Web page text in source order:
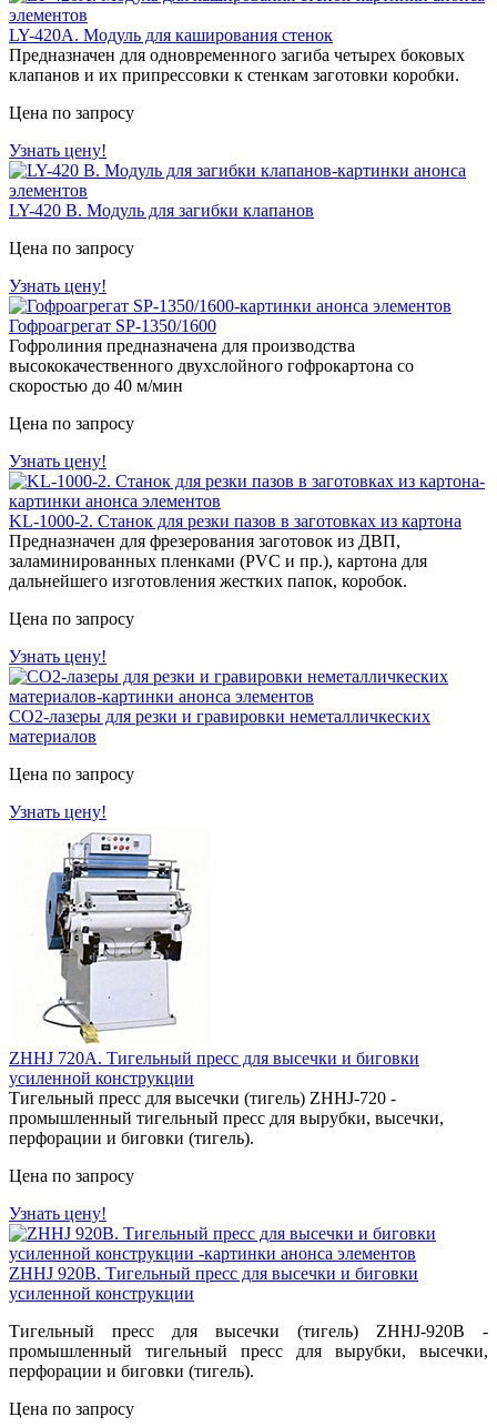
LY-420А. Модуль для каширования стенок
Предназначен для одновременного загиба четырех боковых
клапанов и их припрессовки к стенкам заготовки коробки.
Цена по запросу
Узнать цену!
LY-420 B. Модуль для загибки клапанов
Цена по запросу
Узнать цену!
Гофроагрегат SP-1350/1600
Гофролиния предназначена для производства
высококачественного двухслойного гофрокартона со
скоростью до 40 м/мин
Цена по запросу
Узнать цену!
KL-1000-2. Станок для резки пазов в заготовках из картона
Предназначен для фрезерования заготовок из ДВП,
заламинированных пленками (PVC и пр.), картона для
дальнейшего изготовления жестких папок, коробок.
Цена по запросу
Узнать цену!
СО2-лазеры для резки и гравировки неметалличкеских
материалов
Цена по запросу
Узнать цену!
ZHHJ 720A. Тигельный пресс для высечки и биговки
усиленной конструкции
Тигельный пресс для высечки (тигель) ZHHJ-720 -
промышленный тигельный пресс для вырубки, высечки,
перфорации и биговки (тигель).
Цена по запросу
Узнать цену!
ZHHJ 920B. Тигельный пресс для высечки и биговки
усиленной конструкции
Тигельный пресс для высечки (тигель) ZHHJ-920В -
промышленный тигельный пресс для вырубки, высечки,
перфорации и биговки (тигель).
Цена по запросу